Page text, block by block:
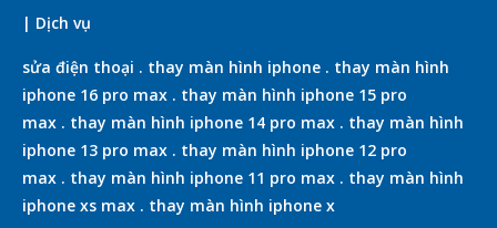
| Dịch vụ
sửa điện thoại . thay màn hình iphone . thay màn hình
iphone 16 pro max . thay màn hình iphone 15 pro
max . thay màn hình iphone 14 pro max . thay màn hình
iphone 13 pro max . thay màn hình iphone 12 pro
max . thay màn hình iphone 11 pro max . thay màn hình
iphone xs max . thay màn hình iphone x